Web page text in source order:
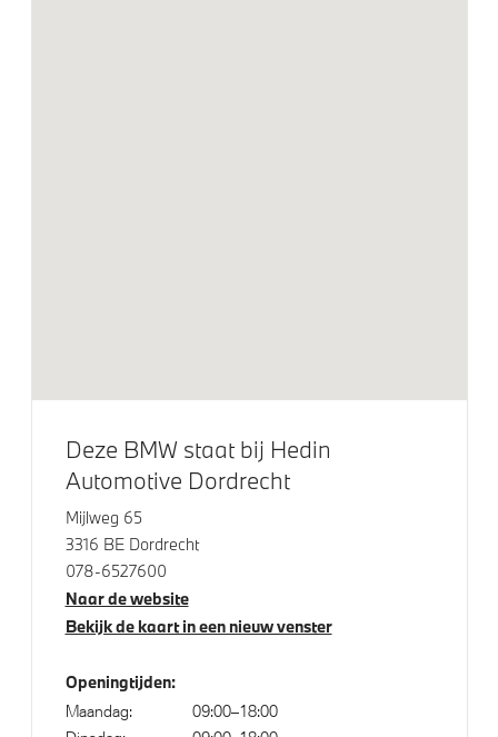
Buitenspiegels elektrisch inklapbaar
Draadloos oplaadstation
Comfort Access
Bandenspanningsweergavesysteem
Alarmsysteem klasse 3 (VbV/SCM)
Parkeer assistent
Parking Assistant Professional
Regensensor
Deze BMW staat bij Hedin
Automotive Dordrecht
Mijlweg 65
3316 BE Dordrecht
078-6527600
Naar de website
Bekijk de kaart in een nieuw venster
Openingtijden:
Maandag:
09:00–18:00